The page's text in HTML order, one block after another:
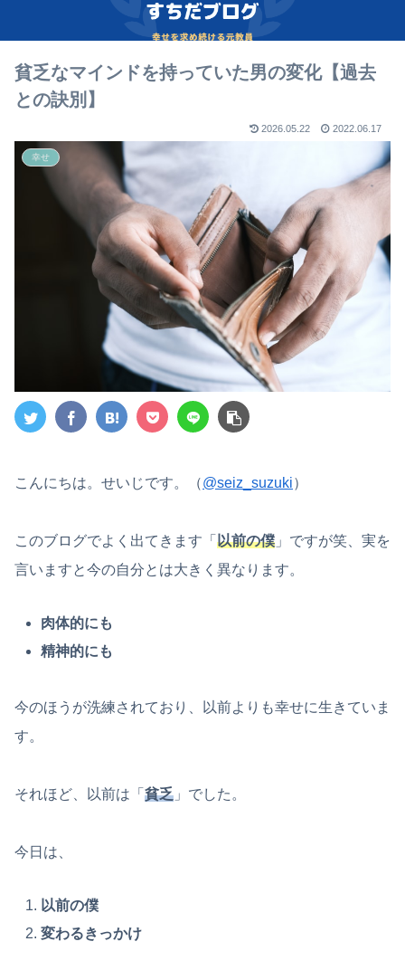
貧乏なマインドを持っていた男の変化【過去
との訣別】
2026.05.22 2022.06.17
幸せ
こんにちは。せいじです。（@seiz_suzuki）
このブログでよく出てきます「 以前の僕 」ですが笑、実を
言いますと今の自分とは大きく異なります。
肉体的にも
精神的にも
今のほうが洗練されており、以前よりも幸せに生きていま
す。
それほど、以前は「 貧乏 」でした。
今日は、
以前の僕
変わるきっかけ